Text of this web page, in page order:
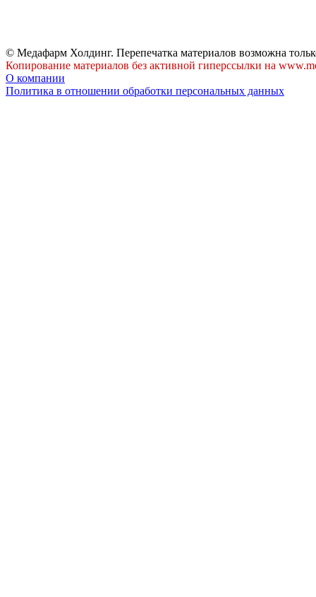
© Медафарм Холдинг. Перепечатка материалов возможна
Копирование материалов без активной гиперссылки на
О компании
Политика в отношении обработки персональных данных